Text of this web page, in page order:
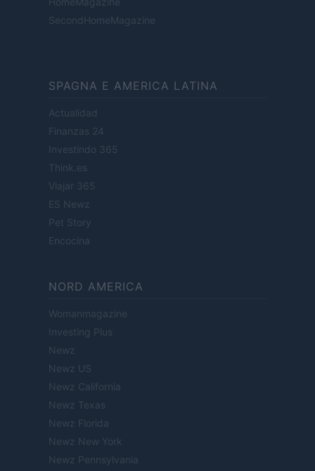
SecondHomeMagazine
SPAGNA E AMERICA LATINA
Actualidad
Finanzas 24
Investindo 365
Think.es
Viajar 365
ES Newz
Pet Story
Encocina
NORD AMERICA
Womanmagazine
Investing Plus
Newz
Newz US
Newz California
Newz Texas
Newz Florida
Newz New York
Newz Pennsylvania